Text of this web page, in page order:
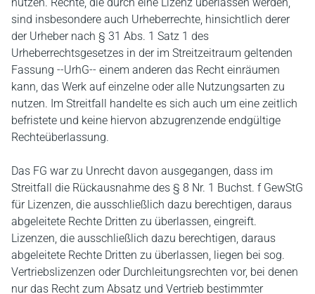
sind insbesondere auch Urheberrechte, hinsichtlich derer
der Urheber nach § 31 Abs. 1 Satz 1 des
Urheberrechtsgesetzes in der im Streitzeitraum geltenden
Fassung ‑‑UrhG‑‑ einem anderen das Recht einräumen
kann, das Werk auf einzelne oder alle Nutzungsarten zu
nutzen. Im Streitfall handelte es sich auch um eine zeitlich
befristete und keine hiervon abzugrenzende endgültige
Rechteüberlassung.
Das FG war zu Unrecht davon ausgegangen, dass im
Streitfall die Rückausnahme des § 8 Nr. 1 Buchst. f GewStG
für Lizenzen, die ausschließlich dazu berechtigen, daraus
abgeleitete Rechte Dritten zu überlassen, eingreift.
Lizenzen, die ausschließlich dazu berechtigen, daraus
abgeleitete Rechte Dritten zu überlassen, liegen bei sog.
Vertriebslizenzen oder Durchleitungsrechten vor, bei denen
nur das Recht zum Absatz und Vertrieb bestimmter